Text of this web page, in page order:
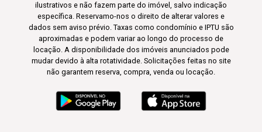
ilustrativos e não fazem parte do imóvel, salvo indicação
específica. Reservamo-nos o direito de alterar valores e
dados sem aviso prévio. Taxas como condomínio e IPTU são
aproximadas e podem variar ao longo do processo de
locação. A disponibilidade dos imóveis anunciados pode
mudar devido à alta rotatividade. Solicitações feitas no site
não garantem reserva, compra, venda ou locação.